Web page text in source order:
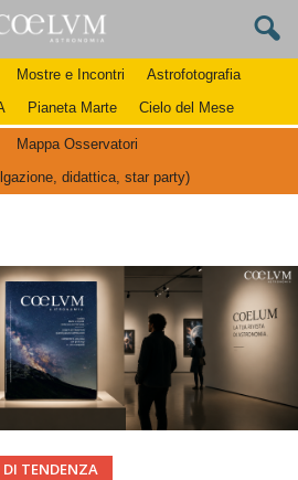
Mostre e Incontri
Astrofotografia
Pianeta Marte Cielo del Mese
Mappa Osservatori
didattica, star party)
DI TENDENZA